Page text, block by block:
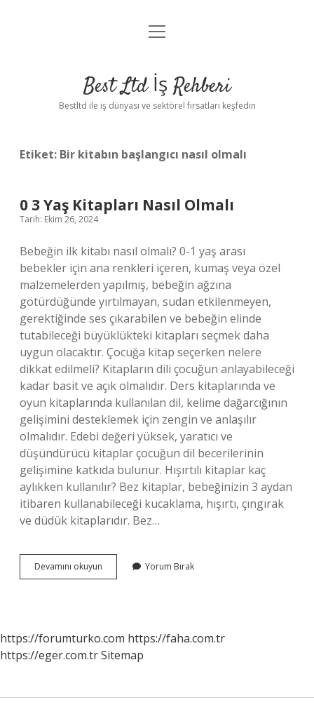
Anasayfa
Yasal Uyarı
menüyü
Best Ltd İş Rehberi
Bestltd ile iş dünyası ve sektörel fırsatları keşfedin
Etiket: Bir kitabın başlangıcı nasıl olmalı
0 3 Yaş Kitapları Nasıl Olmalı
Tarih: Ekim 26, 2024
Bebeğin ilk kitabı nasıl olmalı? 0-1 yaş arası
bebekler için ana renkleri içeren, kumaş veya özel
malzemelerden yapılmış, bebeğin ağzına
götürdüğünde yırtılmayan, sudan etkilenmeyen,
gerektiğinde ses çıkarabilen ve bebeğin elinde
tutabileceği büyüklükteki kitapları seçmek daha
uygun olacaktır. Çocuğa kitap seçerken nelere
dikkat edilmeli? Kitapların dili çocuğun anlayabileceği
kadar basit ve açık olmalıdır. Ders kitaplarında ve
oyun kitaplarında kullanılan dil, kelime dağarcığının
gelişimini desteklemek için zengin ve anlaşılır
olmalıdır. Edebi değeri yüksek, yaratıcı ve
düşündürücü kitaplar çocuğun dil becerilerinin
gelişimine katkıda bulunur. Hışırtılı kitaplar kaç
aylıkken kullanılır? Bez kitaplar, bebeğinizin 3 aydan
itibaren kullanabileceği kucaklama, hışırtı, çıngırak
ve düdük kitaplarıdır. Bez…
Devamını okuyun
3
Yorum Bırak
https://forumturko.com https://faha.com.tr
https://eger.com.trSitemap